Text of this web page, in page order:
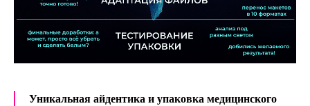
Уникальная айдентика и упаковка медицинского